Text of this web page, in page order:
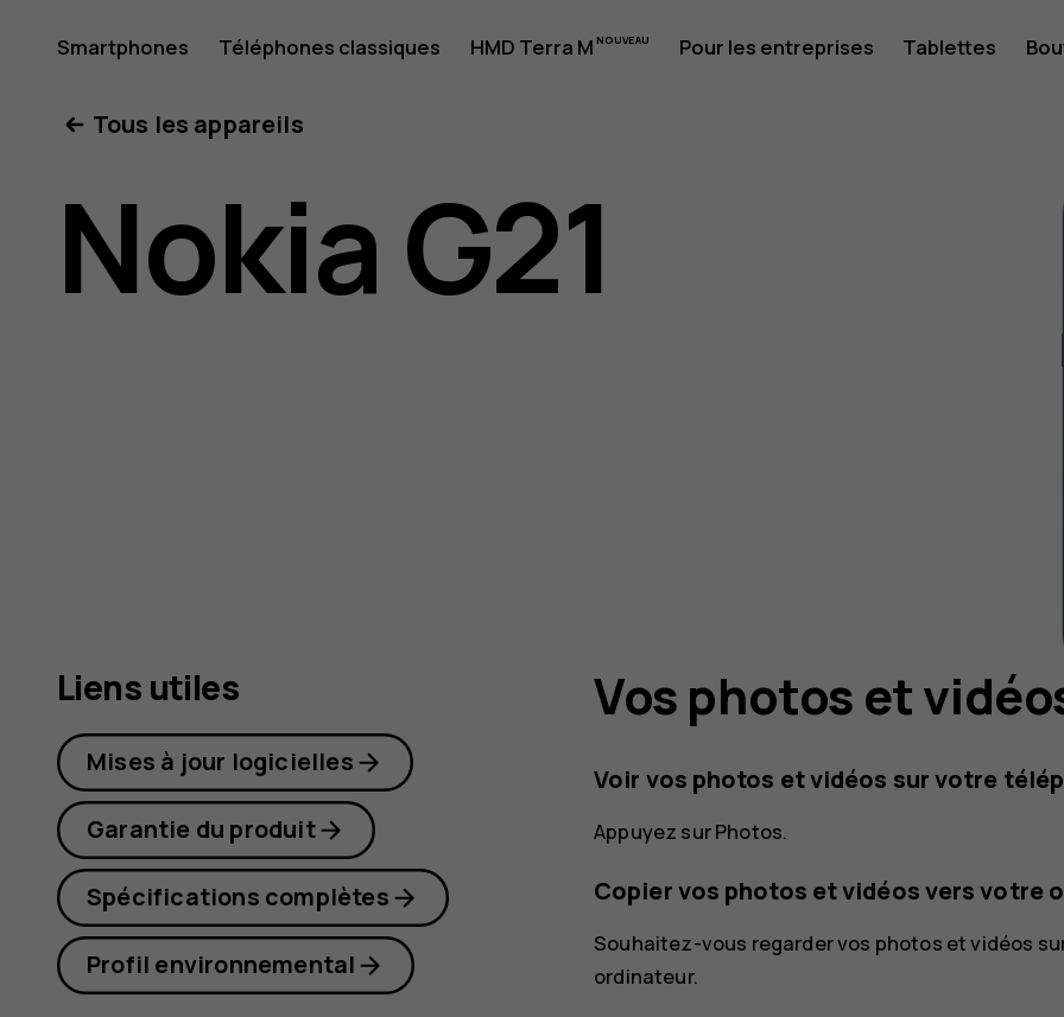
Guide
de
l'utilisateur
Smartphones Téléphones classiques HMD Terra M Pour les entreprises Tablettes
Tous les appareils
Nokia G21
Vos photos et
Voir vos photos et vidéos sur votre
Appuyez surPhotos.
Copier vos photos et vidéos vers votre
Souhaitez-vous regarder vos photos et vidéos
ordinateur.
Liens utiles
Mises à jour logicielles
Garantie du produit
Spécifications complètes
Profil environnemental